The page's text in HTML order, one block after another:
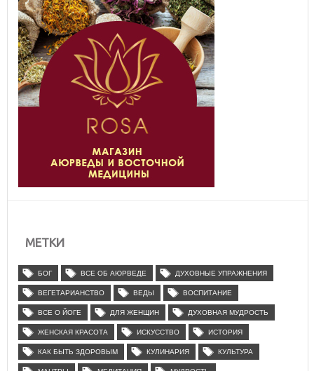
МЕТКИ
БОГ ВСЕ ОБ АЮРВЕДЕ ДУХОВНЫЕ УПРАЖНЕНИЯ
ВЕГЕТАРИАНСТВО ВЕДЫ ВОСПИТАНИЕ
ВСЕ О ЙОГЕ ДЛЯ ЖЕНЩИН ДУХОВНАЯ МУДРОСТЬ
ЖЕНСКАЯ КРАСОТА ИСКУССТВО ИСТОРИЯ
КАК БЫТЬ ЗДОРОВЫМ КУЛИНАРИЯ КУЛЬТУРА